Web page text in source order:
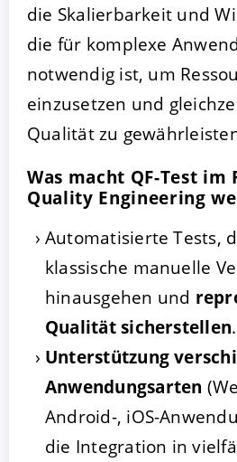
die Skalierbarkeit und
die für komplexe
notwendig ist, um
einzusetzen und
Qualität zu
Was macht QF-Test im
Quality Engineering
Automatisierte Tests,
klassische manuelle
hinausgehen und
Qualität sicherstellen.
Unterstützung
Anwendungsarten
Android-, iOS-
die Integration in